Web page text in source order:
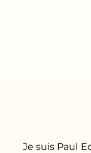
Je suis Paul